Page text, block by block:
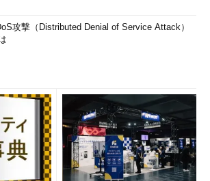
攻撃（Distributed Denial of Service Attack）